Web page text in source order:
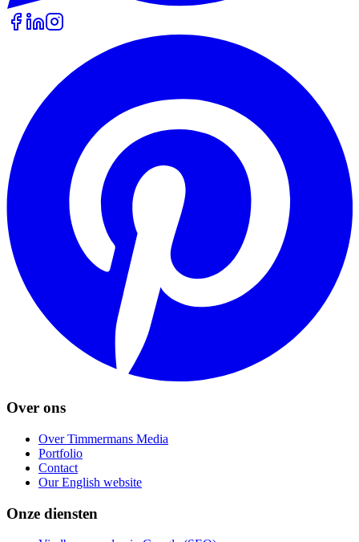
Over ons
Over Timmermans Media
Portfolio
Contact
Our English website
Onze diensten